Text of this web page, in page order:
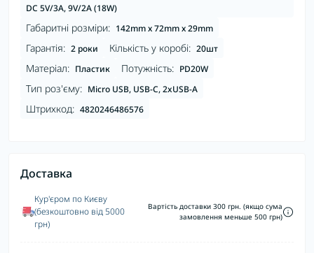
DC 5V/3A, 9V/2A (18W)
Габаритні розміри: 142mm х 72mm х 29mm
Гарантія: 2 роки Кількість у коробі: 20шт
Матеріал: Пластик Потужність: PD20W
Тип роз'єму: Micro USB, USB-C, 2xUSB-A
Штрихкод: 4820246486576
Доставка
Кур'єром по Києву
(безкоштовно від 5000
грн)
Вартість доставки 300 грн. (якщо сума
замовлення меньше 500 грн)